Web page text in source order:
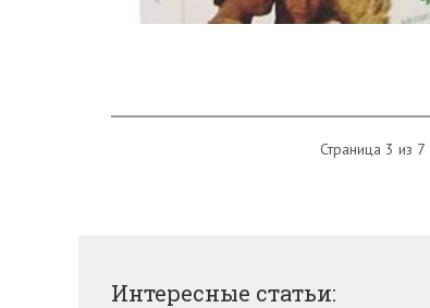
Страница 3 из 7
Интересные статьи: